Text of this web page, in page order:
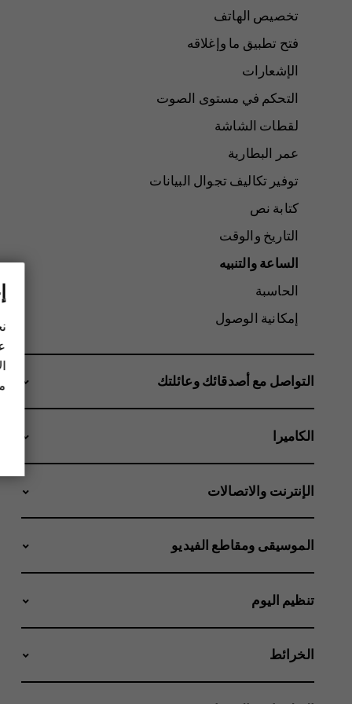
تخصيص الهاتف
فتح تطبيق ما وإغلاقه
الإشعارات
التحكم في مستوى الصوت
لقطات الشاشة
عمر البطارية
توفير تكاليف تجوال البيانات
كتابة نص
التاريخ والوقت
الساعة والتنبيه
الحاسبة
إمكانية الوصول
التواصل مع أصدقائك وعائلتك
الكاميرا
الإنترنت والاتصالات
الموسيقى ومقاطع الفيديو
تنظيم اليوم
الخرائط